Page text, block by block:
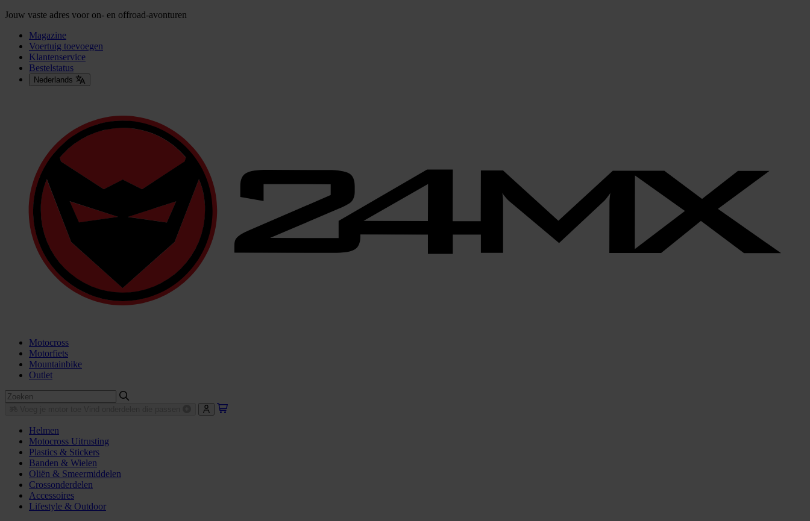
Jouw vaste adres voor on- en offroad-avonturen
Magazine
Voertuig toevoegen
Klantenservice
Bestelstatus
Nederlands
Motocross
Motorfiets
Mountainbike
Outlet
Helmen
Motocross Uitrusting
Plastics & Stickers
Banden & Wielen
Oliën & Smeermiddelen
Crossonderdelen
Accessoires
Lifestyle & Outdoor